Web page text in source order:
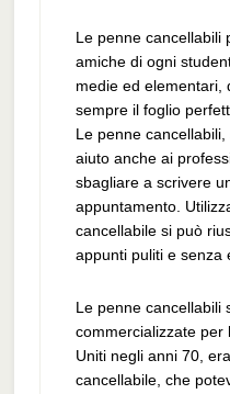
Le penne cancellabili
amiche di ogni
medie ed elementari,
sempre il foglio
Le penne
aiuto anche ai
sbagliare a scrivere
appuntamento.
cancellabile si può
appunti puliti e senza
Le penne cancellabili
commercializzate per
Uniti negli anni 70,
cancellabile, che